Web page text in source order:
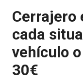
Cerrajero
cada
vehículo
30€